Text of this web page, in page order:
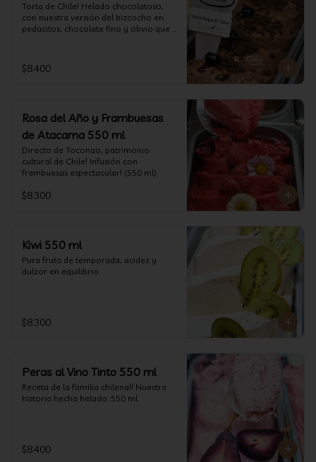
Torta de Chile! Helado chocolatoso,
con nuestra versión del bizcocho en
pedacitos, chocolate fino y obvio que
$8.400
Rosa del Año y Frambuesas
de Atacama 550 ml
Directo de Toconao, patrimonio
cultural de Chile! Infusión con
frambuesas espectacular! (550 ml)
$8.300
Kiwi 550 ml
Pura fruta de temporada, acidez y
dulzor en equilibrio.
$8.300
Peras al Vino Tinto 550 ml
Receta de la familia chilena!! Nuestra
historia hecha helado. 550 ml
$8.400